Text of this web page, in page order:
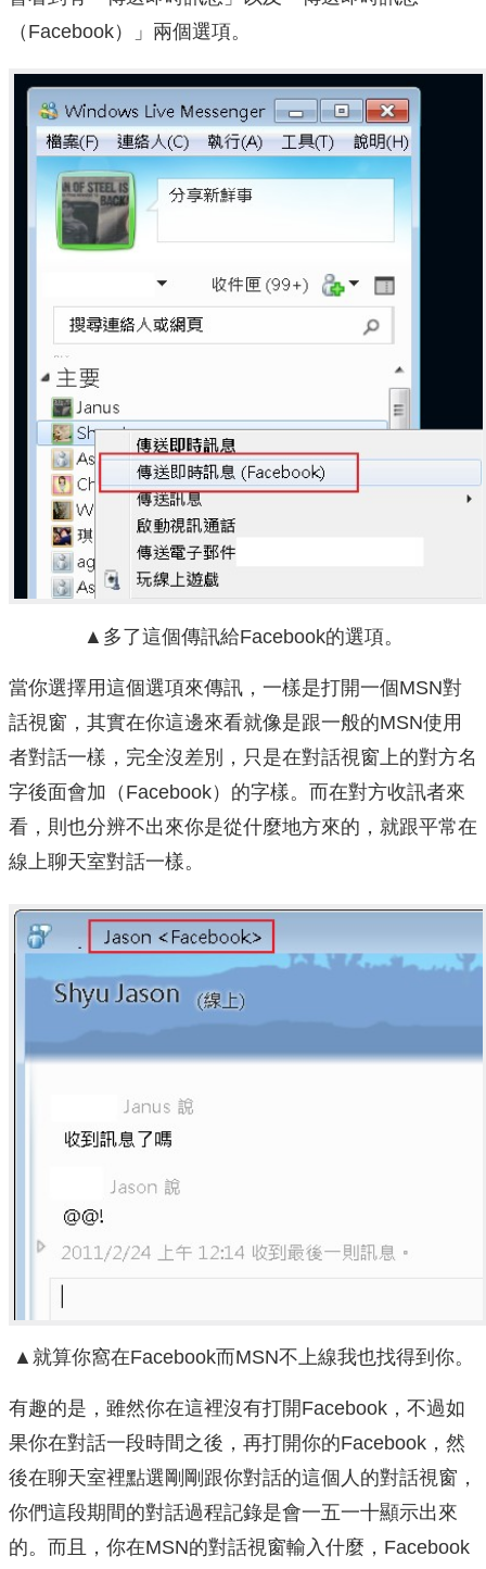
（Facebook）」兩個選項。
▲多了這個傳訊給Facebook的選項。
當你選擇用這個選項來傳訊，一樣是打開一個MSN對
話視窗，其實在你這邊來看就像是跟一般的MSN使用
者對話一樣，完全沒差別，只是在對話視窗上的對方名
字後面會加（Facebook）的字樣。而在對方收訊者來
看，則也分辨不出來你是從什麼地方來的，就跟平常在
線上聊天室對話一樣。
▲就算你窩在Facebook而MSN不上線我也找得到你。
有趣的是，雖然你在這裡沒有打開Facebook，不過如
果你在對話一段時間之後，再打開你的Facebook，然
後在聊天室裡點選剛剛跟你對話的這個人的對話視窗，
你們這段期間的對話過程記錄是會一五一十顯示出來
的。而且，你在MSN的對話視窗輸入什麼，Facebook